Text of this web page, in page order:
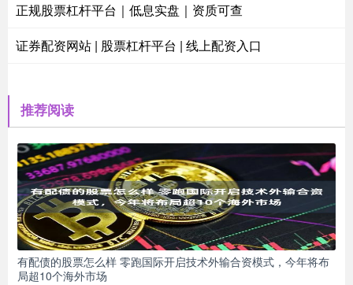
正规股票杠杆平台｜低息实盘｜资质可查
证券配资网站 | 股票杠杆平台 | 线上配资入口
推荐阅读
有配债的股票怎么样 零跑国际开启技术外输合资模式，今年将布
局超10个海外市场